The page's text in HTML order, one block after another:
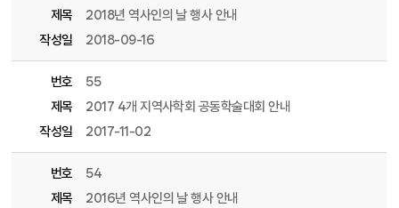
제목
2018년 역사인의 날 행사 안내
작성일
2018-09-16
번호
55
제목
2017 4개 지역사학회 공동학술대회 안내
작성일
2017-11-02
번호
54
제목
2016년 역사인의 날 행사 안내